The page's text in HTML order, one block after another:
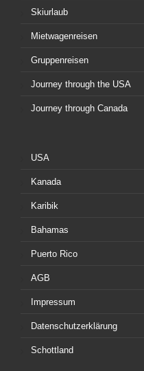
Skiurlaub
Mietwagenreisen
Gruppenreisen
Journey through the USA
Journey through Canada
USA
Kanada
Karibik
Bahamas
Puerto Rico
AGB
Impressum
Datenschutzerklärung
Schottland